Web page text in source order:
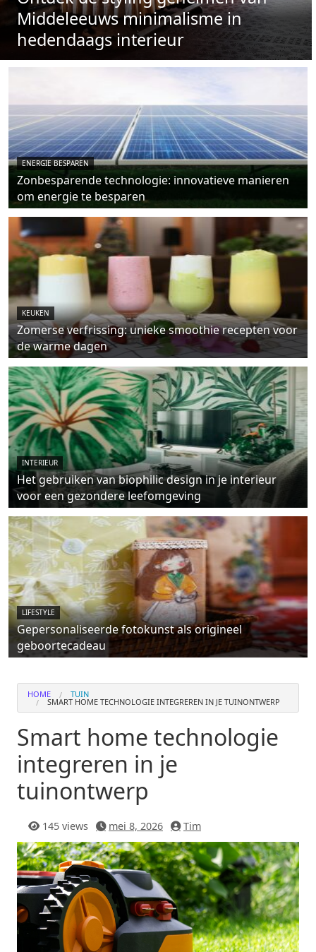
Middeleeuws minimalisme in
hedendaags interieur
ENERGIE BESPAREN
Zonbesparende technologie: innovatieve manieren
om energie te besparen
KEUKEN
Zomerse verfrissing: unieke smoothie recepten voor
de warme dagen
INTERIEUR
Het gebruiken van biophilic design in je interieur
voor een gezondere leefomgeving
LIFESTYLE
Gepersonaliseerde fotokunst als origineel
geboortecadeau
HOME TUIN
SMART HOME TECHNOLOGIE INTEGREREN IN JE TUINONTWERP
Smart home technologie
integreren in je
tuinontwerp
145 views mei 8, 2026 Tim